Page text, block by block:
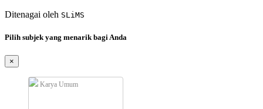
Ditenagai oleh SLiMS
Pilih subjek yang menarik bagi Anda
×
Karya Umum